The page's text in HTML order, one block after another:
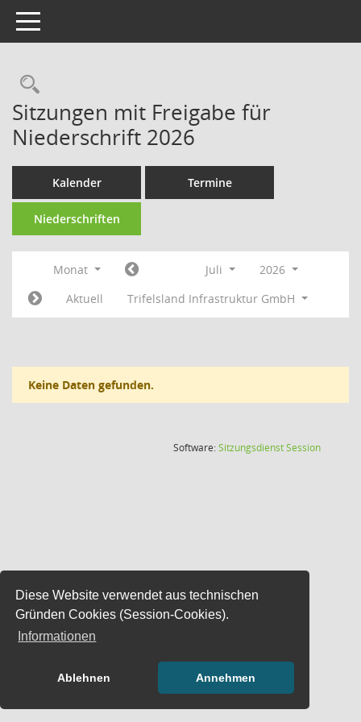
Diese Website verwendet aus technischen
Gründen Cookies (Session-Cookies).
Informationen
Ablehnen Annehmen
Toggle navigation
Rechercheauswahl
Sitzungen mit Freigabe für
Niederschrift 2026
Kalender Termine
Niederschriften
Monat Juli
2026
Aktuell
Trifelsland Infrastruktur GmbH
Keine Daten gefunden.
Software:SitzungsdienstSession(Wird in